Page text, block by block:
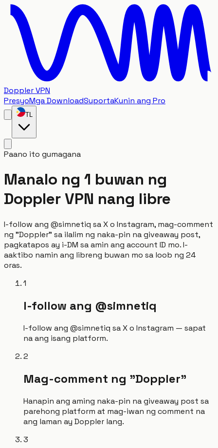
Doppler VPN
PresyoMga DownloadSuportaKunin ang Pro
TL
Paano ito gumagana
Manalo ng 1 buwan ng
Doppler VPN nang libre
I-follow ang @simnetiq sa X o Instagram, mag-comment
ng "Doppler" sa ilalim ng naka-pin na giveaway post,
pagkatapos ay i-DM sa amin ang account ID mo. I-
aaktibo namin ang libreng buwan mo sa loob ng 24
oras.
1
I-follow ang @simnetiq
I-follow ang @simnetiq sa X o Instagram — sapat
na ang isang platform.
2
Mag-comment ng "Doppler"
Hanapin ang aming naka-pin na giveaway post sa
parehong platform at mag-iwan ng comment na
ang laman ay Doppler lang.
3